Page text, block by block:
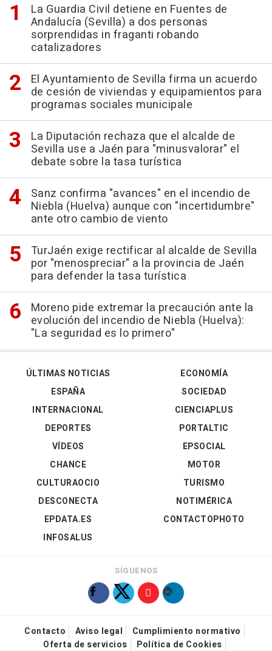
La Guardia Civil detiene en Fuentes de
Andalucía (Sevilla) a dos personas
sorprendidas in fraganti robando
catalizadores
El Ayuntamiento de Sevilla firma un acuerdo
de cesión de viviendas y equipamientos para
programas sociales municipale
La Diputación rechaza que el alcalde de
Sevilla use a Jaén para "minusvalorar" el
debate sobre la tasa turística
Sanz confirma "avances" en el incendio de
Niebla (Huelva) aunque con "incertidumbre"
ante otro cambio de viento
TurJaén exige rectificar al alcalde de Sevilla
por "menospreciar" a la provincia de Jaén
para defender la tasa turística
Moreno pide extremar la precaución ante la
evolución del incendio de Niebla (Huelva):
"La seguridad es lo primero"
ÚLTIMAS NOTICIAS
ESPAÑA
INTERNACIONAL
DEPORTES
VÍDEOS
ECONOMÍA
SOCIEDAD
CIENCIAPLUS
PORTALTIC
EPSOCIAL
CHANCE
CULTURAOCIO
DESCONECTA
EPDATA.ES
INFOSALUS
MOTOR
TURISMO
NOTIMÉRICA
CONTACTOPHOTO
SÍGUENOS
Contacto Aviso legal
Cumplimiento normativo
Oferta de servicios
Política de Cookies